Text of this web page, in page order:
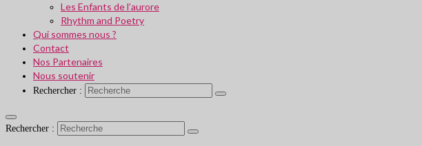
Les Enfants de l’aurore
Rhythm and Poetry
Qui sommes nous ?
Contact
Nos Partenaires
Nous soutenir
Rechercher :
Rechercher :